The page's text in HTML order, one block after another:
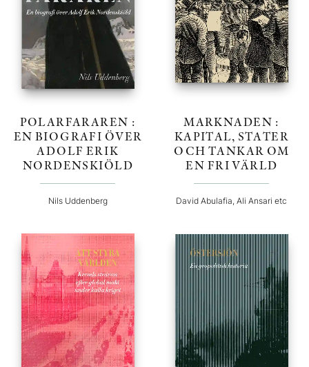
POLARFARAREN :
EN BIOGRAFI ÖVER
ADOLF ERIK
NORDENSKIÖLD
Nils Uddenberg
MARKNADEN :
KAPITAL, STATER
OCH TANKAR OM
EN FRI VÄRLD
David Abulafia, Ali Ansari etc